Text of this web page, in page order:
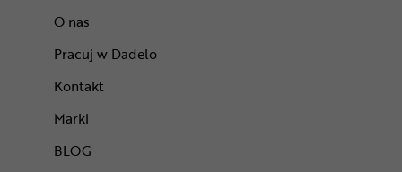
O nas
Pracuj w Dadelo
Kontakt
Marki
BLOG